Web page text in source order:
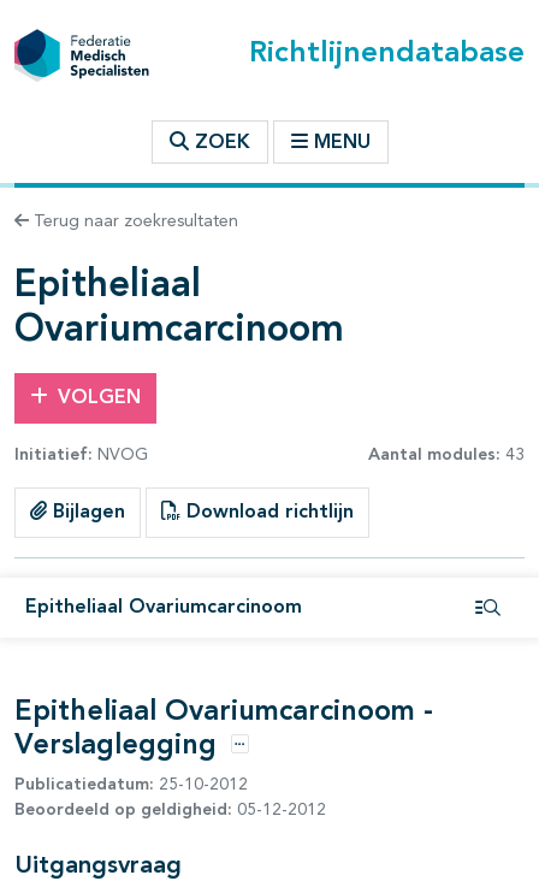
Richtlijnendatabase
ZOEK MENU
Terug naar zoekresultaten
Epitheliaal
Ovariumcarcinoom
VOLGEN
Initiatief: NVOG Aantal modules: 43
Bijlagen Download richtlijn
Epitheliaal Ovariumcarcinoom
binnen deze richtlijn
open- en dichtklappen
open- en dichtklappen
open- en dichtklappen
Epitheliaal Ovariumcarcinoom -
Verslaglegging
Opties
Publicatiedatum: 25-10-2012
Beoordeeld op geldigheid: 05-12-2012
Uitgangsvraag